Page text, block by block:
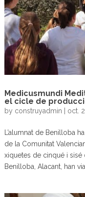
Medicusmundi
el cicle de
by construyadmin oct.
L’alumnat de Benilloba
de la Comunitat
xiquetes de cinqué i
Benilloba, Alacant, han